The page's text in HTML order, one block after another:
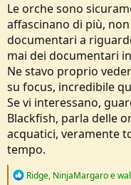
Le orche sono
affascinano di più,
documentari a
mai dei documentari
Ne stavo proprio
su focus, incredibile
Se vi interessano,
Blackfish, parla delle
acquatici, veramente
tempo.
R
Ridge, NinjaMargaroe